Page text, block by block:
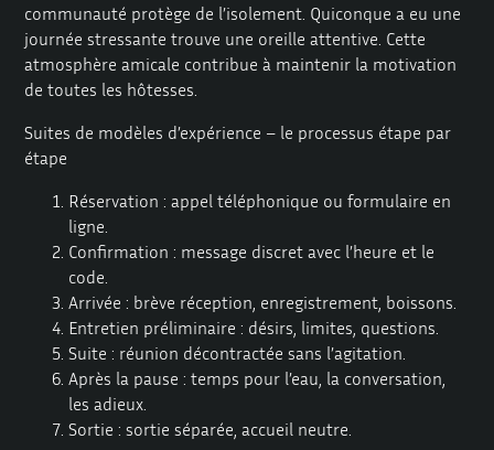
communauté protège de l’isolement. Quiconque a eu une
journée stressante trouve une oreille attentive. Cette
atmosphère amicale contribue à maintenir la motivation
de toutes les hôtesses.
Suites de modèles d’expérience – le processus étape par
étape
Réservation : appel téléphonique ou formulaire en
ligne.
Confirmation : message discret avec l’heure et le
code.
Arrivée : brève réception, enregistrement, boissons.
Entretien préliminaire : désirs, limites, questions.
Suite : réunion décontractée sans l’agitation.
Après la pause : temps pour l’eau, la conversation,
les adieux.
Sortie : sortie séparée, accueil neutre.